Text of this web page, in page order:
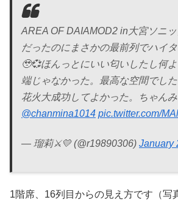
AREA OF DAIAMOD2 in大宮ソニ
だったのにまさかの最前列でハイ
🥹💞ほんっとにいい匂いしたし何
端じゃなかった。最高な空間でし
花火大成功してよかった。ちゃん
@chanmina1014 pic.twitter.com/
— 瑠莉⚔️💛 (@r19890306) January
1階席、16列目からの見え方です（写